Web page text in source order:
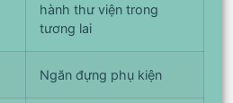
hành thư viện trong
tương lai
Ngăn đựng phụ kiện